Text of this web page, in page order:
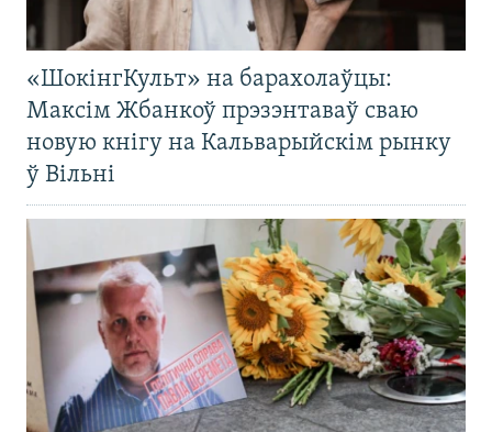
«ШокінгКульт» на барахолаўцы:
Максім Жбанкоў прэзэнтаваў сваю
новую кнігу на Кальварыйскім рынку
ў Вільні